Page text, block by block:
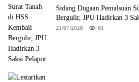
Sidang Dugaan Pemalsuan
Bergulir, JPU Hadirkan 3
21/07/2026 61